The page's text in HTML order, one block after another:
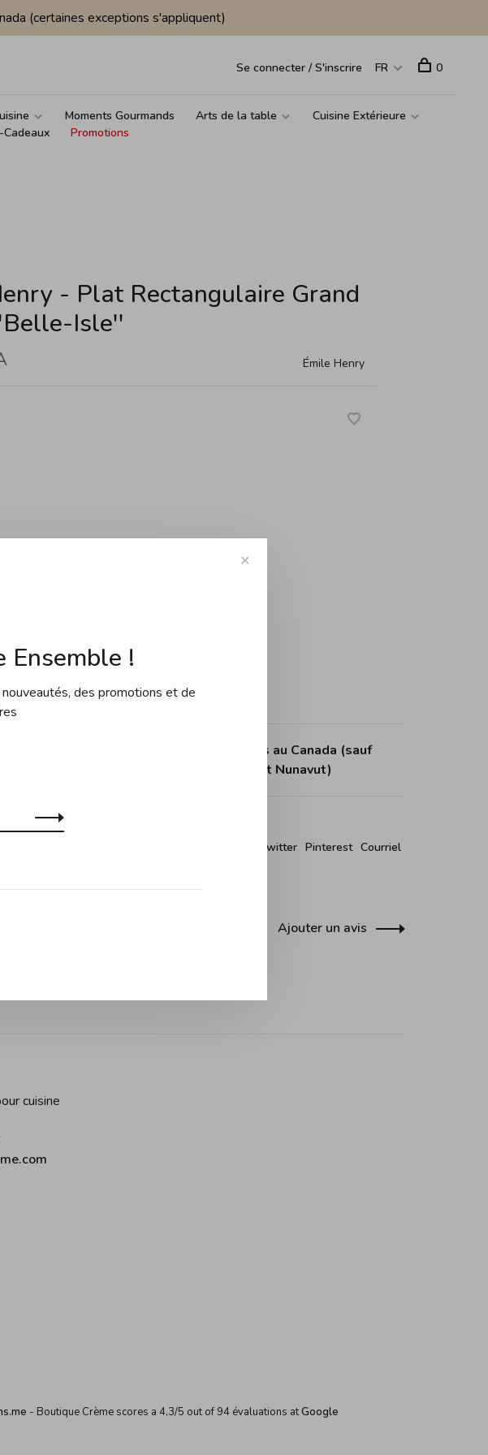
(certaines exceptions s'appliquent)
Moments Gourmands Arts de la table
Cuisine Extérieure
Promotions
Se connecter / S'inscrire FR 0
- Plat Rectangulaire Grand
Isle''
Émile Henry
Expédition gratuite dès 150$ d'achats au Canada (sauf
Yukon, Territoires du Nord-Ouest et Nunavut)
Twitter Pinterest Courriel
Ajouter un avis
cuisine
- Boutique Crème scores a 4,3/5 out of94 évaluations atGoogle
✕
Ensemble !
des promotions et de